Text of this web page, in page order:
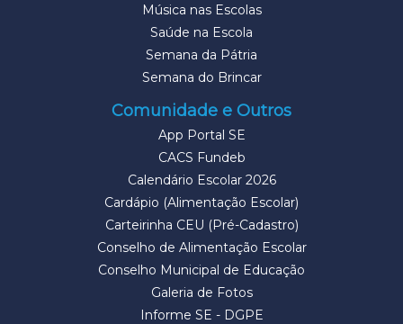
Música nas Escolas
Saúde na Escola
Semana da Pátria
Semana do Brincar
Comunidade e Outros
App Portal SE
CACS Fundeb
Calendário Escolar 2026
Cardápio (Alimentação Escolar)
Carteirinha CEU (Pré-Cadastro)
Conselho de Alimentação Escolar
Conselho Municipal de Educação
Galeria de Fotos
Informe SE - DGPE